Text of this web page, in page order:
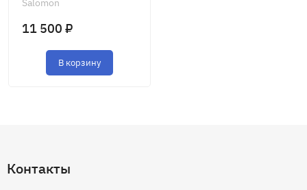
Salomon
11 500 ₽
В корзину
Контакты